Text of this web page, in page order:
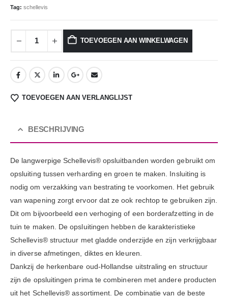
Tag: schellevis
TOEVOEGEN AAN WINKELWAGEN
TOEVOEGEN AAN VERLANGLIJST
BESCHRIJVING
De langwerpige Schellevis® opsluitbanden worden gebruikt om
opsluiting tussen verharding en groen te maken. Insluiting is
nodig om verzakking van bestrating te voorkomen. Het gebruik
van wapening zorgt ervoor dat ze ook rechtop te gebruiken zijn.
Dit om bijvoorbeeld een verhoging of een borderafzetting in de
tuin te maken. De opsluitingen hebben de karakteristieke
Schellevis® structuur met gladde onderzijde en zijn verkrijgbaar
in diverse afmetingen, diktes en kleuren.
Dankzij de herkenbare oud-Hollandse uitstraling en structuur
zijn de opsluitingen prima te combineren met andere producten
uit het Schellevis® assortiment. De combinatie van de beste